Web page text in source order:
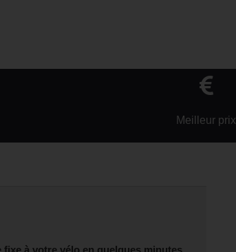
Meilleur prix
à votre vélo en quelques minutes.